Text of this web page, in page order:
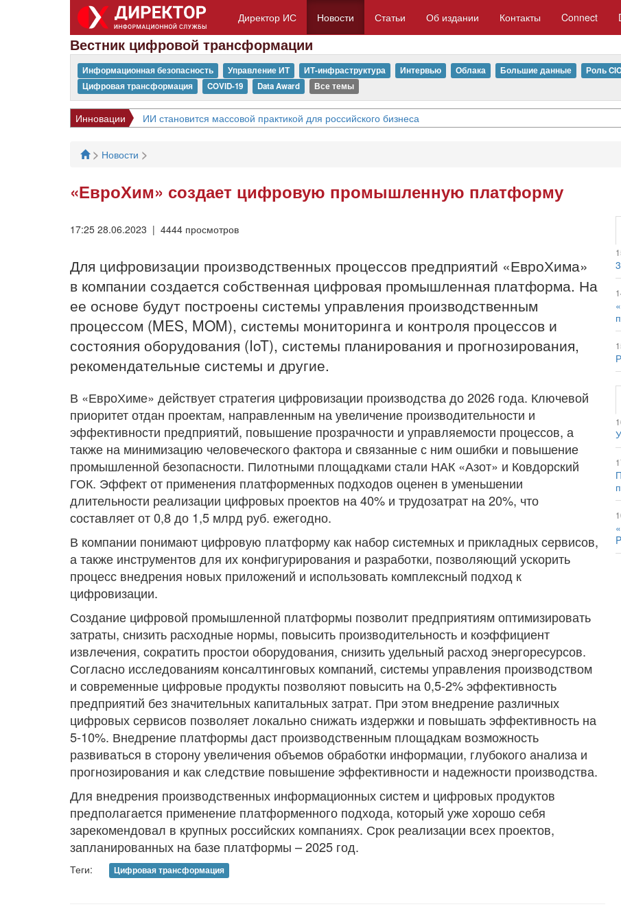
Директор ИС Новости Статьи Об издании Контакты Connect
Вестник цифровой трансформации
Информационная безопасность Управление ИТ ИТ-инфраструктура Интервью Облака Большие данные Роль
Цифровая трансформация
COVID-19 Data Award Все темы
Инновации ИИ становится массовой практикой для российского бизнеса
> Новости >
«ЕвроХим» создает цифровую промышленную платформу
17:25 28.06.2023 | 4444 просмотров
Для цифровизации производственных процессов предприятий «ЕвроХима»
в компании создается собственная цифровая промышленная платформа. На
ее основе будут построены системы управления производственным
процессом (MES, MOM), системы мониторинга и контроля процессов и
состояния оборудования (IoT), системы планирования и прогнозирования,
рекомендательные системы и другие.
В «ЕвроХиме» действует стратегия цифровизации производства до 2026 года. Ключевой
приоритет отдан проектам, направленным на увеличение производительности и
эффективности предприятий, повышение прозрачности и управляемости процессов, а
также на минимизацию человеческого фактора и связанные с ним ошибки и повышение
промышленной безопасности. Пилотными площадками стали НАК «Азот» и Ковдорский
ГОК. Эффект от применения платформенных подходов оценен в уменьшении
длительности реализации цифровых проектов на 40% и трудозатрат на 20%, что
составляет от 0,8 до 1,5 млрд руб. ежегодно.
В компании понимают цифровую платформу как набор системных и прикладных сервисов,
а также инструментов для их конфигурирования и разработки, позволяющий ускорить
процесс внедрения новых приложений и использовать комплексный подход к
цифровизации.
Создание цифровой промышленной платформы позволит предприятиям оптимизировать
затраты, снизить расходные нормы, повысить производительность и коэффициент
извлечения, сократить простои оборудования, снизить удельный расход энергоресурсов.
Согласно исследованиям консалтинговых компаний, системы управления производством
и современные цифровые продукты позволяют повысить на 0,5-2% эффективность
предприятий без значительных капитальных затрат. При этом внедрение различных
цифровых сервисов позволяет локально снижать издержки и повышать эффективность на
5-10%. Внедрение платформы даст производственным площадкам возможность
развиваться в сторону увеличения объемов обработки информации, глубокого анализа и
прогнозирования и как следствие повышение эффективности и надежности производства.
Для внедрения производственных информационных систем и цифровых продуктов
предполагается применение платформенного подхода, который уже хорошо себя
зарекомендовал в крупных российских компаниях. Срок реализации всех проектов,
запланированных на базе платформы – 2025 год.
Теги: Цифровая трансформация